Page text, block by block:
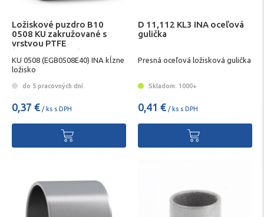
Ložiskové puzdro B10
0508 KU zakružované s
vrstvou PTFE
(EGB0508E40-Y) INA
KU 0508 (EGB0508E40) INA kĺzne
ložisko
do 5 pracovných dní
0,37 € / ks s DPH
D 11,112 KL3 INA oceľová
gulička
Presná oceľová ložisková gulička
Skladom: 1000+
0,41 € / ks s DPH